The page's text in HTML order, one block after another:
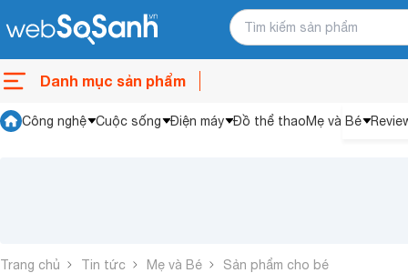
Danh mục sản phẩm
Công nghệ Cuộc sống Điện máy Đồ thể thaoMẹ và Bé
Trang chủ Tin tức Mẹ và Bé Sản phẩm cho bé